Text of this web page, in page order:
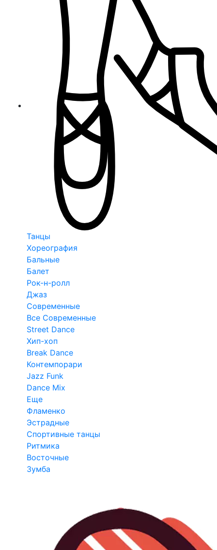
Танцы
Хореография
Бальные
Балет
Рок-н-ролл
Джаз
Современные
Все Современные
Street Dance
Хип-хоп
Break Dance
Контемпорари
Jazz Funk
Dance Mix
Еще
Фламенко
Эстрадные
Спортивные танцы
Ритмика
Восточные
Зумба